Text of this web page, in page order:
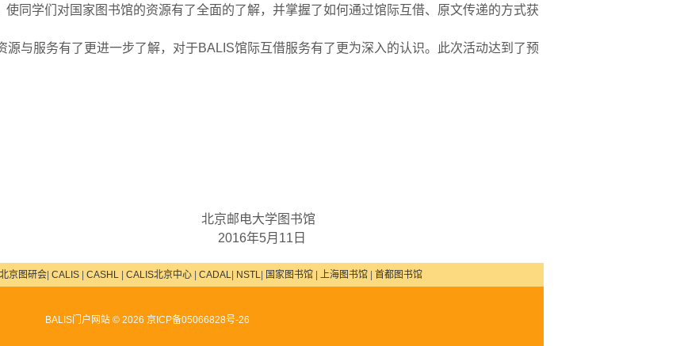
使同学们对国家图书馆的资源有了全面的了解，并掌握了如何通过馆际互借、原文传递的方式获
源与服务有了更进一步了解，对于BALIS馆际互借服务有了更为深入的认识。此次活动达到了预
北京邮电大学图书馆
2016年5月 11 日
北京图研会 CALIS CASHL CALIS北京中心 CADAL NSTL 国家图书馆 上海图书馆 首都图书馆
BALIS门户网站 © 2026 京ICP备05066828号-26